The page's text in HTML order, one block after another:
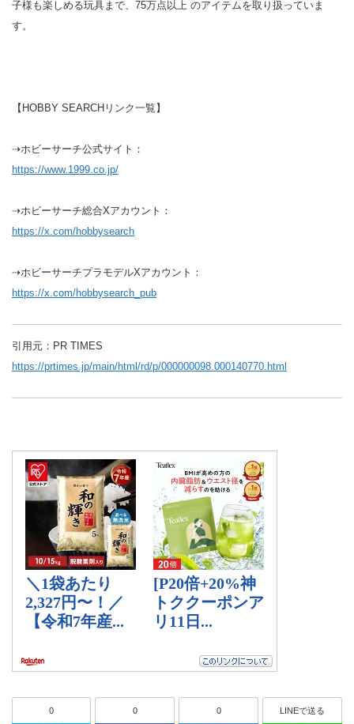
子様も楽しめる玩具まで、75万点以上 のアイテムを取り扱っていま
す。
【HOBBY SEARCHリンク一覧】
⇢ホビーサーチ公式サイト：
https://www.1999.co.jp/
⇢ホビーサーチ総合Xアカウント：
https://x.com/hobbysearch
⇢ホビーサーチプラモデルXアカウント：
https://x.com/hobbysearch_pub
引用元：PR TIMES
https://prtimes.jp/main/html/rd/p/000000098.000140770.html
0 0 0 LINEで送る